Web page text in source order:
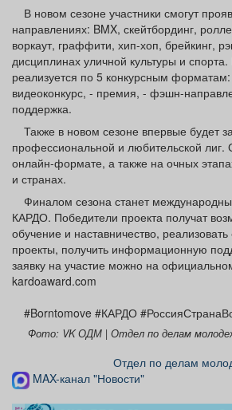
Товары Поздравления
ТВ программа Я - пенсионер
В новом сезоне участники смогут
направлениях: BMX, скейтбординг,
воркаут, граффити, хип-хоп, брейкинг,
дисциплинах уличной культуры и
реализуется по 5 конкурсным
видеоконкурс, - премия, - фэшн-
поддержка.
Также в новом сезоне впервые будет
профессиональной и любительской лиг.
онлайн-формате, а также на очных
и странах.
Финалом сезона станет
КАРДО. Победители проекта получат
обучение и наставничество,
проекты, получить информационную
заявку на участие можно на
kardoaward.com
#Borntomove #КАРДО
Фото: VK ОДМ | Отдел по делам
Отдел по делам
MAX-канал "Новости"